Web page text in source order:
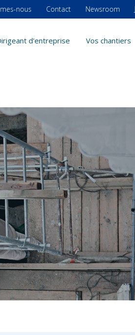
d'entreprise Vos chantiers
nous Contact Newsroom